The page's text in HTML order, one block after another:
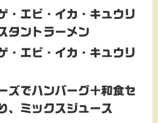
・エビ・イカ・キュウリ
タントラーメン
・エビ・イカ・キュウリ
ズでハンバーグ＋和食セ
、ミックスジュース